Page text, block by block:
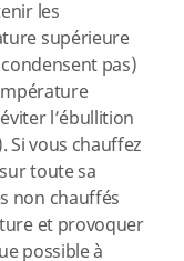
les
supérieure
pas)
l’ébullition
Si vous chauffez
toute sa
non chauffés
et provoquer
possible à